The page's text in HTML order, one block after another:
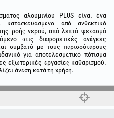
αλουμινίου PLUS είναι ένα
κατασκευασμένο από ανθεκτικό
ροής νερού, από λεπτό ψεκασμό
στις διαφορετικές ανάγκες
συμβατό με τους περισσότερους
για αποτελεσματικό πότισμα
εξωτερικές εργασίες καθαρισμού.
άνεση κατά τη χρήση.